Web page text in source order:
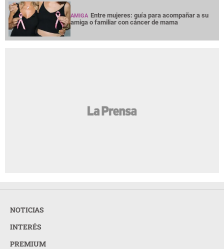
AMIGA Entre mujeres: guía para acompañar a su
amiga o familiar con cáncer de mama
NOTICIAS
INTERÉS
PREMIUM